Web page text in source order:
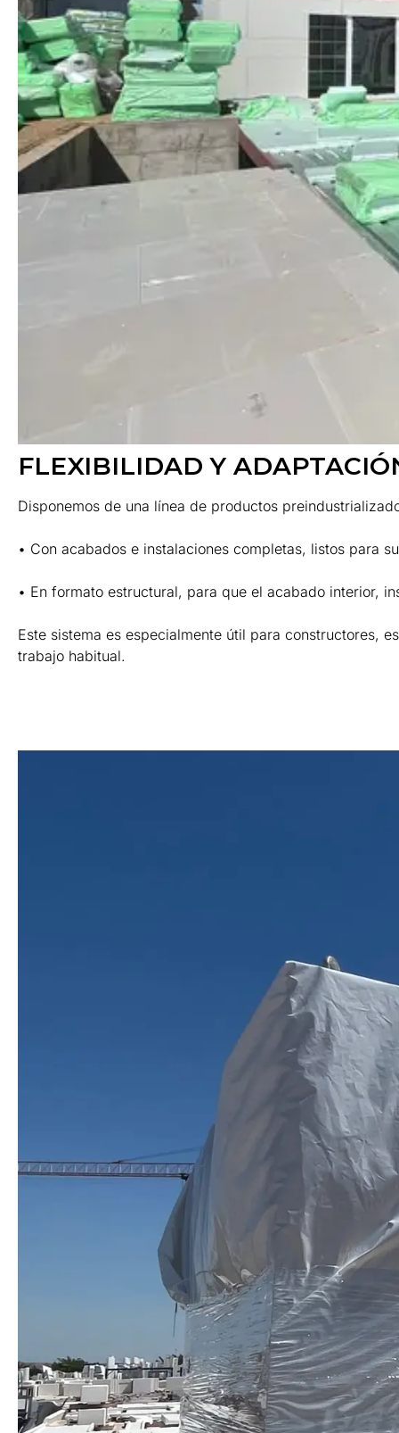
FLEXIBILIDAD Y
Disponemos de una línea de productos
• Con acabados e instalaciones completas, listos para
• En formato estructural, para que el acabado interior,
Este sistema es especialmente útil para constructores,
trabajo habitual.